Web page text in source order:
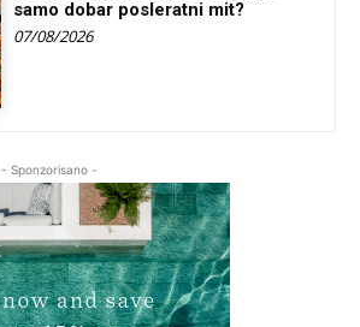
samo dobar posleratni mit?
07/08/2026
- Sponzorisano -